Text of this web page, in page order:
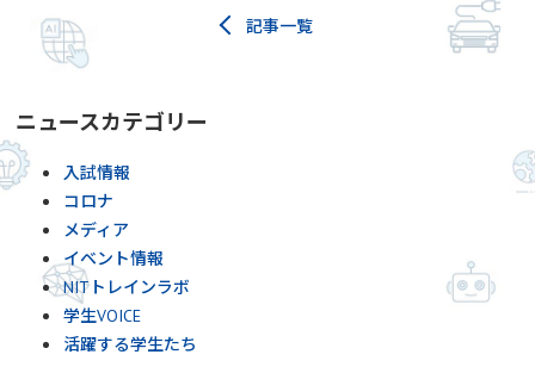
記事一覧
ニュースカテゴリー
入試情報
コロナ
メディア
イベント情報
NITトレインラボ
学生VOICE
活躍する学生たち